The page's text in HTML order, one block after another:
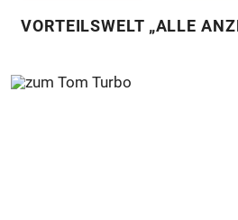
VORTEILSWELT „ALLE